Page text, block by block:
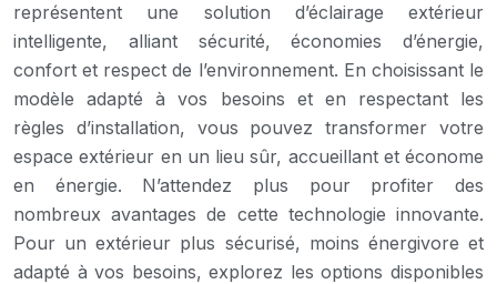
représentent une solution d’éclairage extérieur
intelligente, alliant sécurité, économies d’énergie,
confort et respect de l’environnement. En choisissant le
modèle adapté à vos besoins et en respectant les
règles d’installation, vous pouvez transformer votre
espace extérieur en un lieu sûr, accueillant et économe
en énergie. N’attendez plus pour profiter des
nombreux avantages de cette technologie innovante.
Pour un extérieur plus sécurisé, moins énergivore et
adapté à vos besoins, explorez les options disponibles